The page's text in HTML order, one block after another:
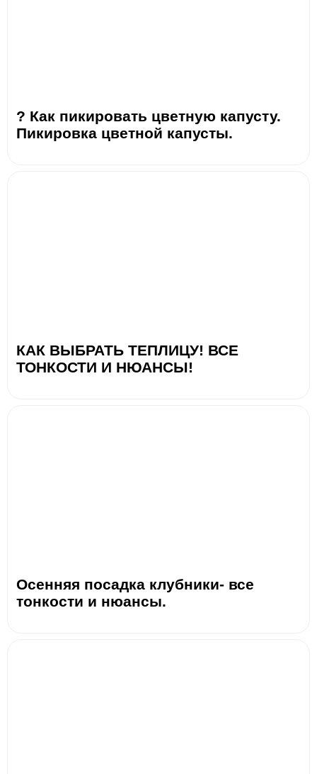
? Как пикировать цветную капусту.
Пикировка цветной капусты.
КАК ВЫБРАТЬ ТЕПЛИЦУ! ВСЕ
ТОНКОСТИ И НЮАНСЫ!
Осенняя посадка клубники- все
тонкости и нюансы.